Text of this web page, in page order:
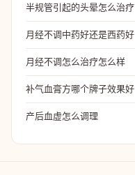
半规管引起的头晕怎么治疗
月经不调中药好还是西药好
月经不调怎么治疗怎么样
补气血膏方哪个牌子效果好
产后血虚怎么调理